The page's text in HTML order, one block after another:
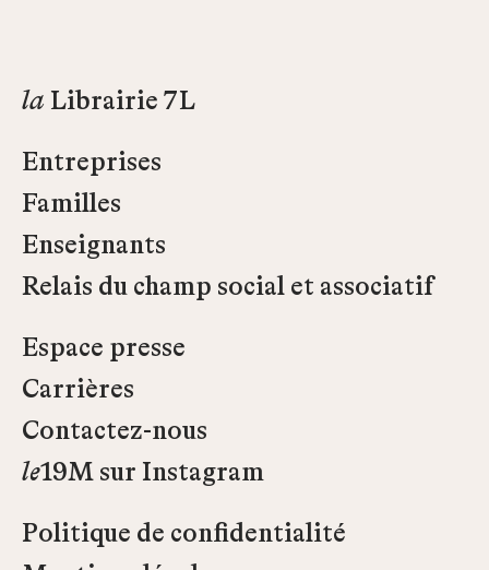
la Librairie 7L
Entreprises
Familles
Enseignants
Relais du champ social et associatif
Espace presse
Carrières
Contactez-nous
le19M sur Instagram
Politique de confidentialité